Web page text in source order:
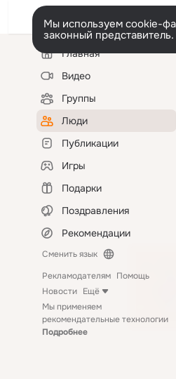
Мы используем cookie-
законный представитель.
Левая
колонкаГлавная
Видео
Группы
Люди
Публикации
Игры
Подарки
Поздравления
Рекомендации
Сменить язык
Рекламодателям Помощь
Новости Ещё
Мы применяем
рекомендательные технологии
Подробнее